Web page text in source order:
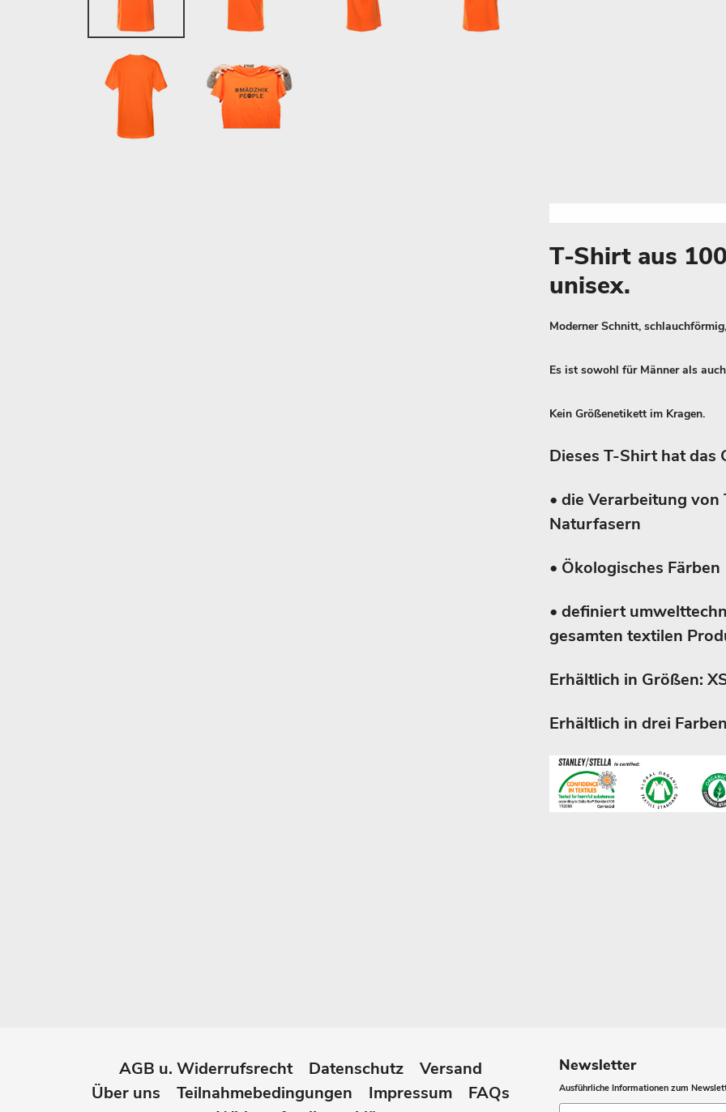
T-Shirt aus
unisex.
Moderner Schnitt,
Es ist sowohl für Männer als
Kein Größenetikett im Kragen.
Dieses T-Shirt hat das
• die Verarbeitung
Naturfasern
• Ökologisches Färben
• definiert
gesamten textilen
Erhältlich in Größen:
Erhältlich in drei
AGB u. Widerrufsrecht Datenschutz
Versand
Über uns
Teilnahmebedingungen Impressum
FAQs
Newsletter
Ausführliche Informationen zum